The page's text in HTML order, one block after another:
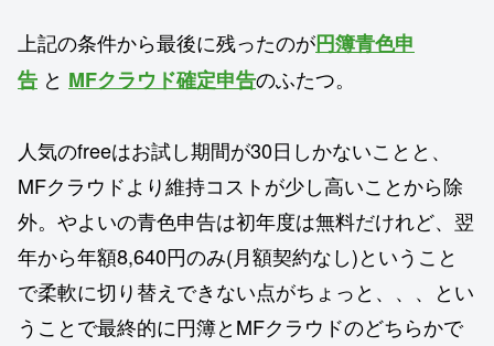
上記の条件から最後に残ったのが円簿青色申
告 と MFクラウド確定申告のふたつ。
人気のfreeはお試し期間が30日しかないことと、
MFクラウドより維持コストが少し高いことから除
外。やよいの青色申告は初年度は無料だけれど、翌
年から年額8,640円のみ(月額契約なし)ということ
で柔軟に切り替えできない点がちょっと、、、とい
うことで最終的に円簿とMFクラウドのどちらかで